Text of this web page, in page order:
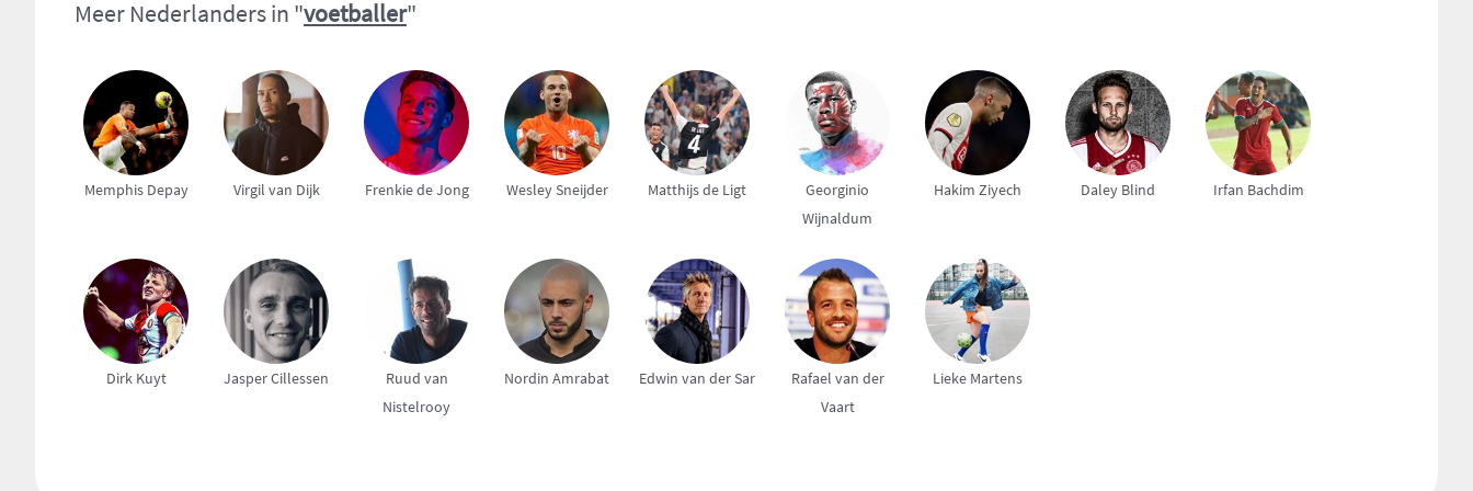
Meer Nederlanders in "voetballer"
Memphis Depay Virgil van Dijk Frenkie de Jong Wesley Sneijder Matthijs de Ligt
Georginio
Wijnaldum
Hakim Ziyech Daley Blind Irfan Bachdim
Dirk Kuyt Jasper Cillessen
Ruud van
Nistelrooy
Nordin Amrabat Edwin van der Sar
Rafael van der
Vaart
Lieke Martens